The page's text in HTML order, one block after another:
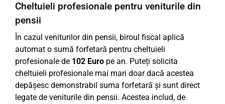
Cheltuieli profesionale pentru veniturile din
pensii
În cazul veniturilor din pensii, biroul fiscal aplică
automat o sumă forfetară pentru cheltuieli
profesionale de 102 Euro pe an. Puteți solicita
cheltuieli profesionale mai mari doar dacă acestea
depășesc demonstrabil suma forfetară și sunt direct
legate de veniturile din pensii. Acestea includ, de